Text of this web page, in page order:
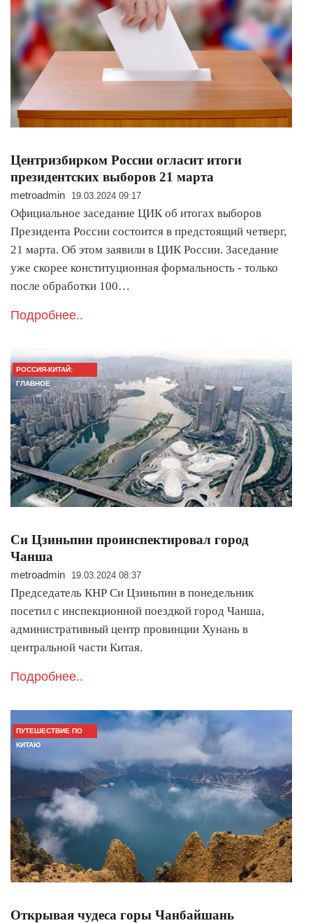
Центризбирком России огласит итоги
президентских выборов 21 марта
metroadmin 19.03.2024 09:17
Официальное заседание ЦИК об итогах выборов
Президента России состоится в предстоящий четверг,
21 марта. Об этом заявили в ЦИК России. Заседание
уже скорее конституционная формальность - только
после обработки 100…
Подробнее..
РОССИЯ-КИТАЙ:
ГЛАВНОЕ
Си Цзиньпин проинспектировал город
Чанша
metroadmin 19.03.2024 08:37
Председатель КНР Си Цзиньпин в понедельник
посетил с инспекционной поездкой город Чанша,
административный центр провинции Хунань в
центральной части Китая.
Подробнее..
ПУТЕШЕСТВИЕ ПО
КИТАЮ
Открывая чудеса горы Чанбайшань